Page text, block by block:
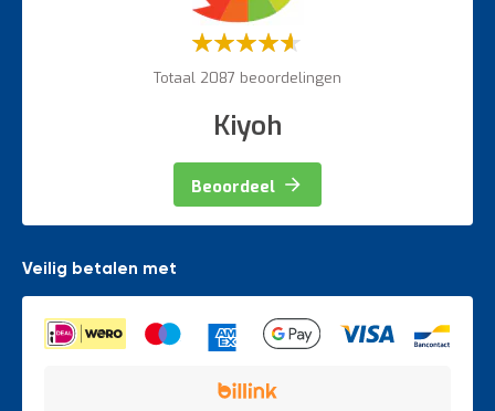
Waardering:
Totaal 2087 beoordelingen
Kiyoh
Beoordeel
Veilig betalen met